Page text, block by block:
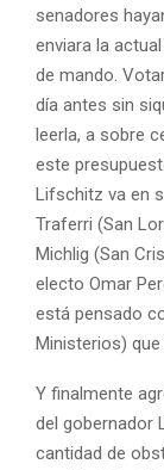
senadores
enviara la
de mando.
día antes sin
leerla, a sobre
este
Lifschitz va en
Traferri (San
Michlig (San
electo Omar
está pensado
Ministerios) que
Y finalmente
del gobernador
cantidad de